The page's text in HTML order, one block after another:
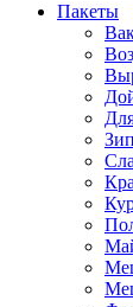
Пакеты